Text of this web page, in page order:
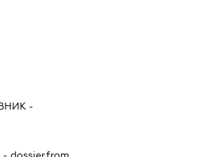
-
- dossier.from